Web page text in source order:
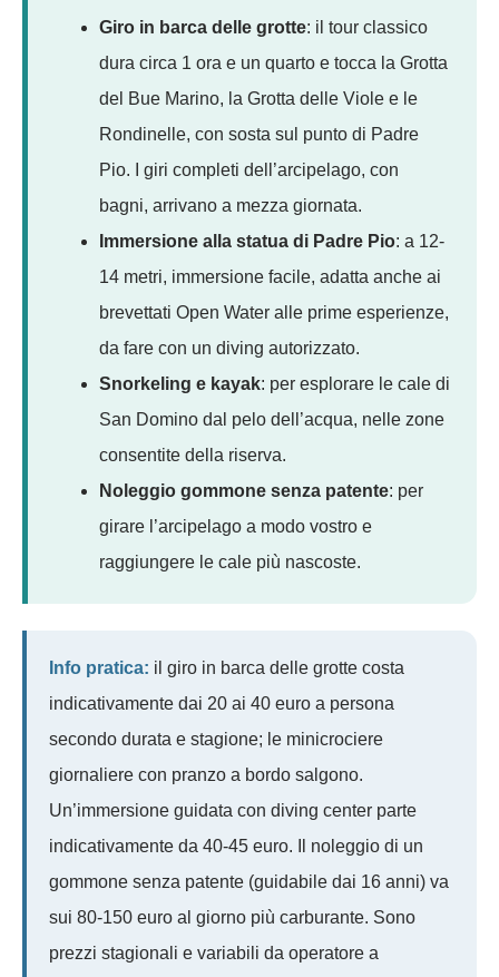
Giro in barca delle grotte: il tour classico
dura circa 1 ora e un quarto e tocca la Grotta
del Bue Marino, la Grotta delle Viole e le
Rondinelle, con sosta sul punto di Padre
Pio. I giri completi dell’arcipelago, con
bagni, arrivano a mezza giornata.
Immersione alla statua di Padre Pio: a 12-
14 metri, immersione facile, adatta anche ai
brevettati Open Water alle prime esperienze,
da fare con un diving autorizzato.
Snorkeling e kayak: per esplorare le cale di
San Domino dal pelo dell’acqua, nelle zone
consentite della riserva.
Noleggio gommone senza patente: per
girare l’arcipelago a modo vostro e
raggiungere le cale più nascoste.
Info pratica: il giro in barca delle grotte costa
indicativamente dai 20 ai 40 euro a persona
secondo durata e stagione; le minicrociere
giornaliere con pranzo a bordo salgono.
Un’immersione guidata con diving center parte
indicativamente da 40-45 euro. Il noleggio di un
gommone senza patente (guidabile dai 16 anni) va
sui 80-150 euro al giorno più carburante. Sono
prezzi stagionali e variabili da operatore a